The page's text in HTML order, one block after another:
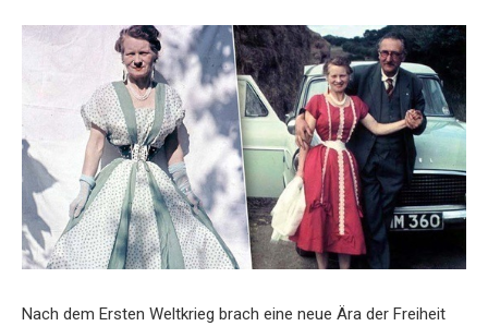
Nach dem Ersten Weltkrieg brach eine neue Ära der Freiheit